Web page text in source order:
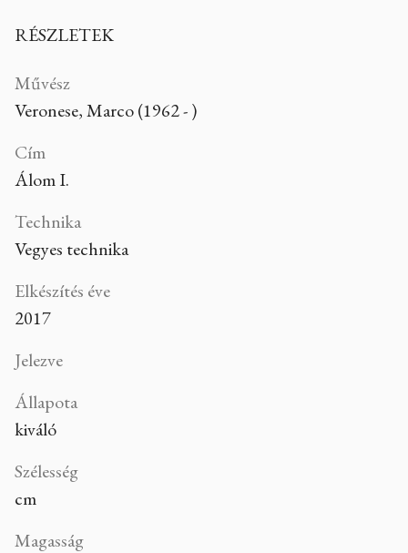
RÉSZLETEK
Művész
Veronese, Marco (1962 - )
Cím
Álom I.
Technika
Vegyes technika
Elkészítés éve
2017
Jelezve
Állapota
kiváló
Szélesség
cm
Magasság